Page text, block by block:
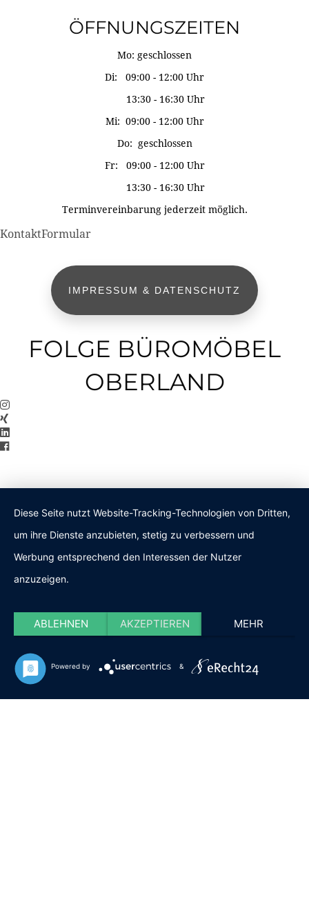
ÖFFNUNGSZEITEN
Mo: geschlossen
Di: 09:00 - 12:00 Uhr
13:30 - 16:30 Uhr
Mi: 09:00 - 12:00 Uhr
Do: geschlossen
Fr: 09:00 - 12:00 Uhr
13:30 - 16:30 Uhr
Terminvereinbarung jederzeit möglich.
KontaktFormular
IMPRESSUM & DATENSCHUTZ
FOLGE BÜROMÖBEL
OBERLAND
Diese Seite nutzt Website-Tracking-Technologien von Dritten,
um ihre Dienste anzubieten, stetig zu verbessern und
Werbung entsprechend den Interessen der Nutzer
anzuzeigen.
ABLEHNEN AKZEPTIEREN MEHR
Powered by &